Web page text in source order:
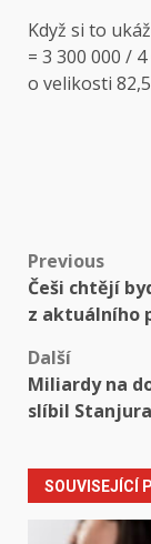
Když si to
= 3 300 000 /
o velikosti 82,5
Post
Previous
Češi chtějí
z aktuálního
Další
Miliardy na
slíbil
SOUVISEJÍCÍ